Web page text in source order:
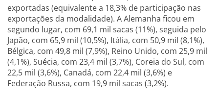
exportadas (equivalente a 18,3% de participação nas
exportações da modalidade). A Alemanha ficou em
segundo lugar, com 69,1 mil sacas (11%), seguida pelo
Japão, com 65,9 mil (10,5%), Itália, com 50,9 mil (8,1%),
Bélgica, com 49,8 mil (7,9%), Reino Unido, com 25,9 mil
(4,1%), Suécia, com 23,4 mil (3,7%), Coreia do Sul, com
22,5 mil (3,6%), Canadá, com 22,4 mil (3,6%) e
Federação Russa, com 19,9 mil sacas (3,2%).